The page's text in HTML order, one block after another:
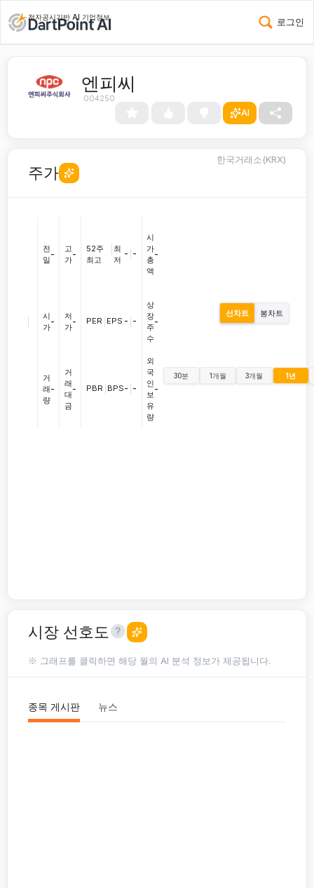
전자공시기반 AI 기업정보 로그인
엔피씨
004250
AI
주가
한국거래소(KRX)
전
일
-
시
가
-
거
래
량
-
고
가
-
저
가
-
거
래
대
금
-
52주
최고
최
저
- -
PER EPS - -
PBR BPS- -
시
가
총
액
-
상
장
주
수
-
외
국
인
보
유
량
-
선차트 봉차트
30분 1개월 3개월 1년
시장 선호도
※ 그래프를 클릭하면 해당 월의 AI 분석 정보가 제공됩니다.
종목 게시판 뉴스